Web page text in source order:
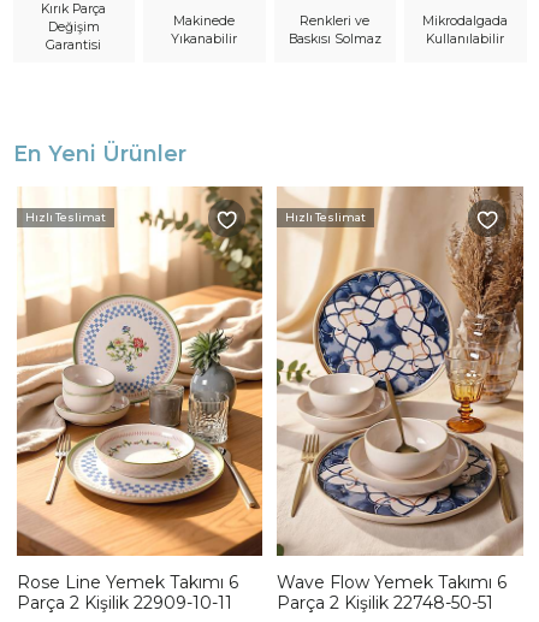
Kırık Parça
Değişim
Garantisi
Makinede
Yıkanabilir
Renkleri ve
Baskısı Solmaz
Mikrodalgada
Kullanılabilir
En Yeni Ürünler
Hızlı Teslimat
Rose Line Yemek Takımı 6
Parça 2 Kişilik 22909-10-11
Hızlı Teslimat
Wave Flow Yemek Takımı 6
Parça 2 Kişilik 22748-50-51